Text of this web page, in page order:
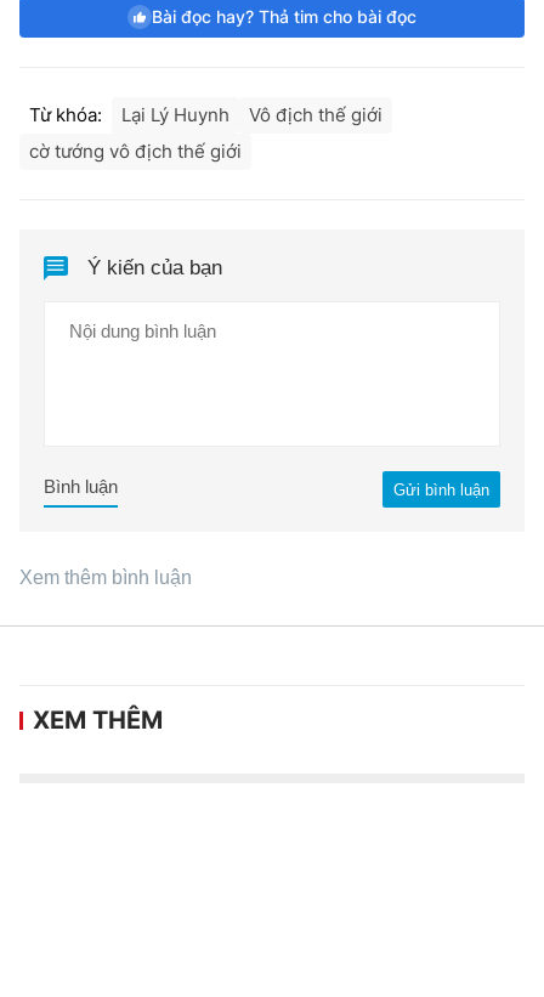
Bài đọc hay? Thả tim cho bài đọc
Từ khóa: Lại Lý Huynh
Vô địch thế giới
cờ tướng vô địch thế giới
Ý kiến của bạn
Gửi bình luận
Bình luận
Xem thêm bình luận
XEM THÊM